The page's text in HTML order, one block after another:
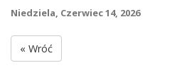
Niedziela, Czerwiec 14, 2026
« Wróć